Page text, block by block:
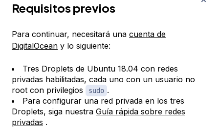
Requisitos previos
Para continuar, necesitará una cuenta de
DigitalOcean y lo siguiente:
Tres Droplets de Ubuntu 18.04 con redes
privadas habilitadas, cada uno con un usuario no
root con privilegios
sudo .
Para configurar una red privada en los tres
Droplets, siga nuestra Guía rápida sobre redes
privadas .